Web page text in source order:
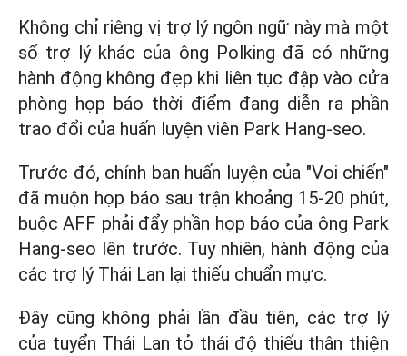
Không chỉ riêng vị trợ lý ngôn ngữ này mà một
số trợ lý khác của ông Polking đã có những
hành động không đẹp khi liên tục đập vào cửa
phòng họp báo thời điểm đang diễn ra phần
trao đổi của huấn luyện viên Park Hang-seo.
Trước đó, chính ban huấn luyện của "Voi chiến"
đã muộn họp báo sau trận khoảng 15-20 phút,
buộc AFF phải đẩy phần họp báo của ông Park
Hang-seo lên trước. Tuy nhiên, hành động của
các trợ lý Thái Lan lại thiếu chuẩn mực.
Đây cũng không phải lần đầu tiên, các trợ lý
của tuyển Thái Lan tỏ thái độ thiếu thân thiện